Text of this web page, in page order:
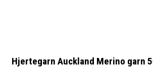
Hjertegarn Auckland Merino garn